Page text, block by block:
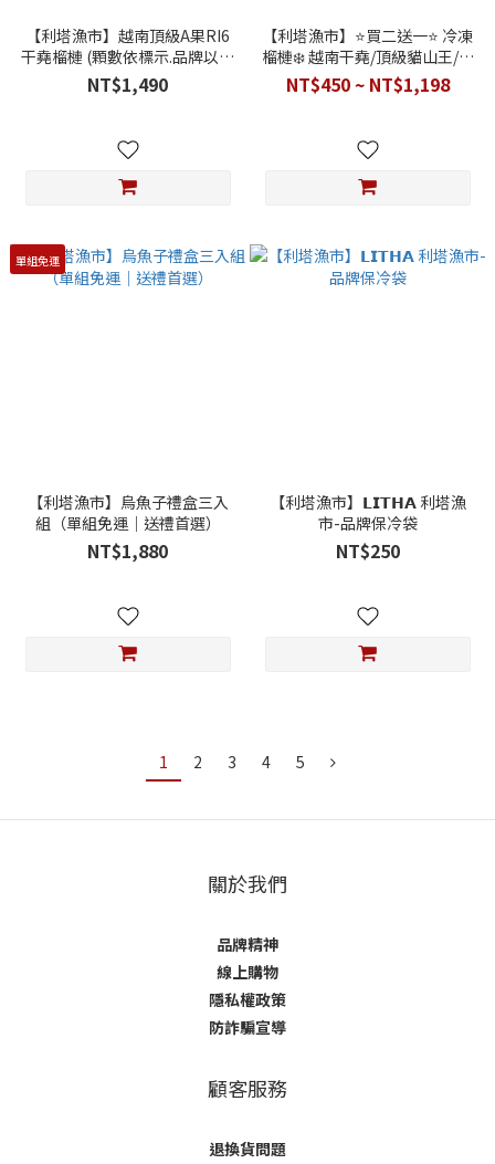
【利塔漁市】越南頂級A果RI6
干堯榴槤 (顆數依標示.品牌以門
市現場為主/重量約9KG)
NT$1,490
【利塔漁市】⭐️買二送一⭐️ 冷凍
榴槤❄️ 越南干堯/頂級貓山王/金
枕頭榴槤
NT$450 ~ NT$1,198
單組免運
【利塔漁市】烏魚子禮盒三入
組（單組免運｜送禮首選）
NT$1,880
【利塔漁市】𝗟𝗜𝗧𝗛𝗔 利塔漁
市-品牌保冷袋
NT$250
1 2 3 4 5
關於我們
品牌精神
線上購物
隱私權政策
防詐騙宣導
顧客服務
退換貨問題